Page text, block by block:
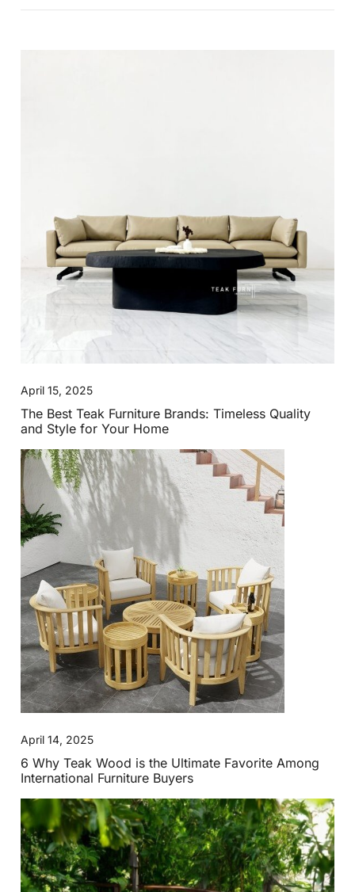
April 15, 2025
The Best Teak Furniture Brands: Timeless Quality
and Style for Your Home
April 14, 2025
6 Why Teak Wood is the Ultimate Favorite Among
International Furniture Buyers